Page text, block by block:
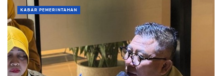
KABAR PEMERINTAHAN